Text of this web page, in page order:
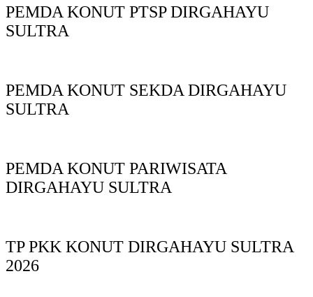
PEMDA KONUT PTSP DIRGAHAYU
SULTRA
PEMDA KONUT SEKDA DIRGAHAYU
SULTRA
PEMDA KONUT PARIWISATA
DIRGAHAYU SULTRA
TP PKK KONUT DIRGAHAYU SULTRA
2026